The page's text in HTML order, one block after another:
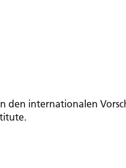
den internationalen